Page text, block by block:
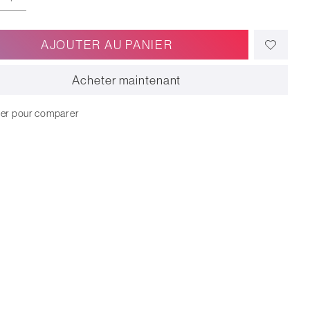
AJOUTER AU PANIER
Acheter maintenant
pour comparer